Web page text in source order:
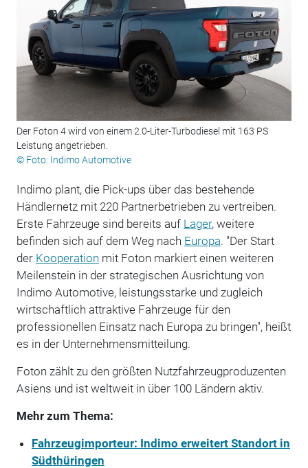
Der Foton 4 wird von einem 2.0-Liter-Turbodiesel mit 163 PS
Leistung angetrieben.
© Foto: Indimo Automotive
Indimo plant, die Pick-ups über das bestehende
Händlernetz mit 220 Partnerbetrieben zu vertreiben.
Erste Fahrzeuge sind bereits auf Lager, weitere
befinden sich auf dem Weg nach Europa. "Der Start
der Kooperation mit Foton markiert einen weiteren
Meilenstein in der strategischen Ausrichtung von
Indimo Automotive, leistungsstarke und zugleich
wirtschaftlich attraktive Fahrzeuge für den
professionellen Einsatz nach Europa zu bringen", heißt
es in der Unternehmensmitteilung.
Foton zählt zu den größten Nutzfahrzeugproduzenten
Asiens und ist weltweit in über 100 Ländern aktiv.
Mehr zum Thema:
Fahrzeugimporteur: Indimo erweitert Standort in
Südthüringen